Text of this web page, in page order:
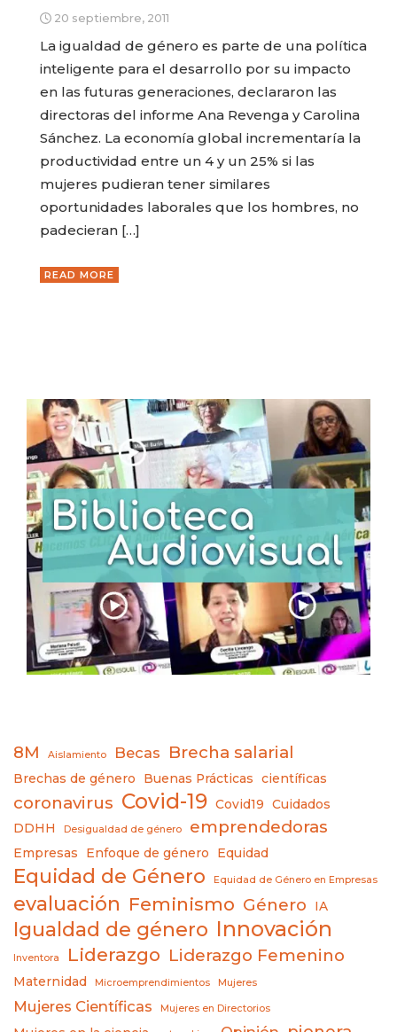
20 septiembre, 2011
La igualdad de género es parte de una política
inteligente para el desarrollo por su impacto
en las futuras generaciones, declararon las
directoras del informe Ana Revenga y Carolina
Sánchez. La economía global incrementaría la
productividad entre un 4 y un 25% si las
mujeres pudieran tener similares
oportunidades laborales que los hombres, no
padecieran […]
READ MORE
8M Aislamiento Becas Brecha salarial
Brechas de género Buenas Prácticas científicas
coronavirus Covid-19 Covid19
Cuidados
DDHH
Desigualdad de género emprendedoras
Empresas Enfoque de género Equidad
Equidad de Género Equidad de Género en Empresas
evaluación Feminismo Género IA
Igualdad de género Innovación
Inventora Liderazgo Liderazgo Femenino
Maternidad Microemprendimientos Mujeres
Mujeres Científicas Mujeres en Directorios